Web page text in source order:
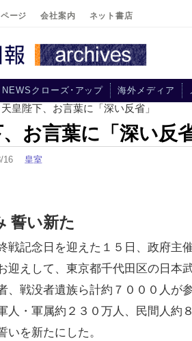
ージ 会社案内 ネット書店
NEWSクローズ･アップ 海外メディア
皇陛下、お言葉に「深い反省」
お言葉に「深い反省
16 皇室
誓い新た
記念日を迎えた１５日、政府主
迎えして、東京都千代田区の日本
、戦没者遺族ら計約７０００人が
人・軍属約２３０万人、民間人約
いを新たにした。